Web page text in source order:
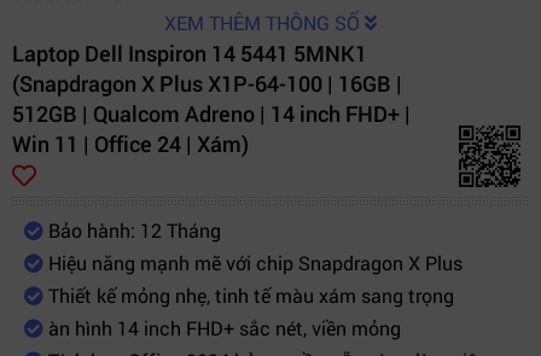
microSD
Kết nối không
dây
Wi-Fi 7, Bluetooth 5.4
XEM THÊM THÔNG SỐ
Laptop Dell Inspiron 14 5441 5MNK1
(Snapdragon X Plus X1P-64-100 | 16GB |
512GB | Qualcom Adreno | 14 inch FHD+ |
Win 11 | Office 24 | Xám)
Bảo hành: 12 Tháng
Hiệu năng mạnh mẽ với chip Snapdragon X Plus
Thiết kế mỏng nhẹ, tinh tế màu xám sang trọng
àn hình 14 inch FHD+ sắc nét, viền mỏng